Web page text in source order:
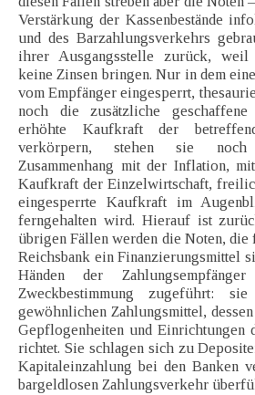
Verstärkung der Kassenbestände
und des Barzahlungsverkehrs
ihrer Ausgangsstelle zurück, weil
keine Zinsen bringen. Nur in dem
vom Empfänger eingesperrt,
noch die zusätzliche
erhöhte Kaufkraft der
verkörpern, stehen sie noch
Zusammenhang mit der Inflation,
Kaufkraft der Einzelwirtschaft,
eingesperrte Kaufkraft im
ferngehalten wird. Hierauf ist
übrigen Fällen werden die Noten, die
Reichsbank ein Finanzierungsmittel
Händen der
Zweckbestimmung zugeführt:
gewöhnlichen Zahlungsmittel,
Gepflogenheiten und Einrichtungen
richtet. Sie schlagen sich zu
Kapitaleinzahlung bei den Banken
bargeldlosen Zahlungsverkehr